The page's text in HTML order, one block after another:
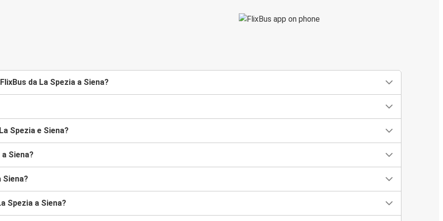
da La Spezia a Siena?
Spezia e Siena?
Siena?
Siena?
Spezia a Siena?